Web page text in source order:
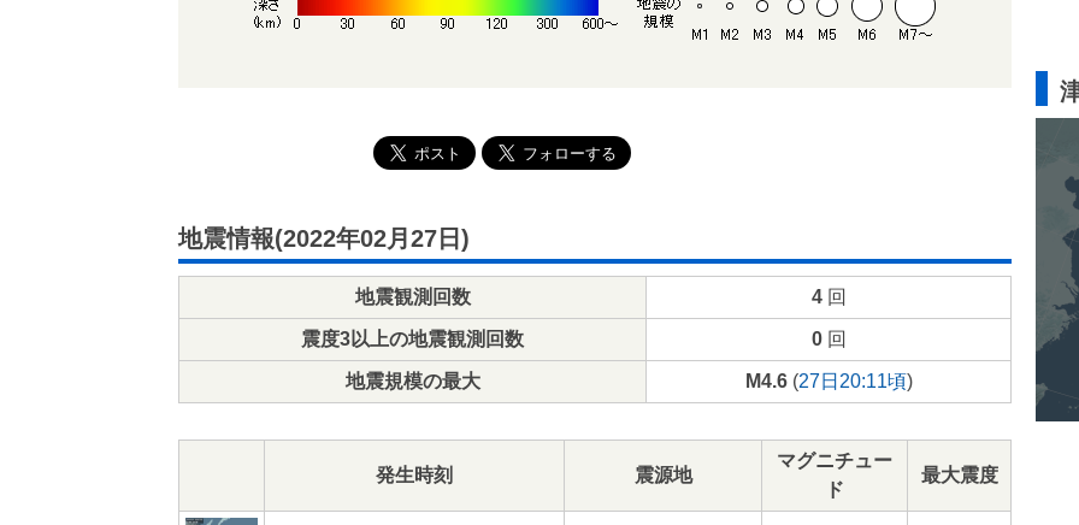
地震情報(2022年02月27日)
地震観測回数 4回
震度3以上の地震観測回数 0回
地震規模の最大 M4.6(27日20:11頃)
発生時刻 震源地
マグニチュー
ド
最大震度